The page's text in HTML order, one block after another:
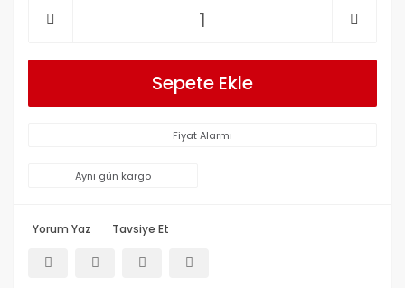
Sepete Ekle
Fiyat Alarmı
Aynı gün kargo
Yorum Yaz Tavsiye Et